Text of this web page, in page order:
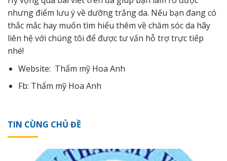
nhưng điểm lưu ý về dưỡng trắng da. Nếu bạn đang có
thắc mắc hay muốn tìm hiểu thêm về chăm sóc da hãy
liên hệvới chúng tôi để được tư vấn hỗ trợ trực tiếp
nhé!
Website: Thẩm mỹ Hoa Anh
Fb: Thẩm mỹ Hoa Anh
TIN CÙNG CHỦ ĐỀ